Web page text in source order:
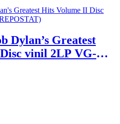
Dylan’s Greatest